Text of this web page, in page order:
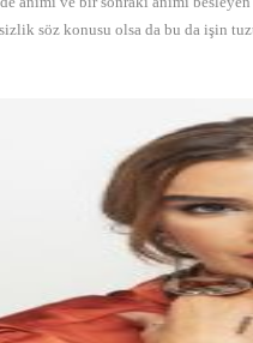
söz konusu olsa da bu da işin